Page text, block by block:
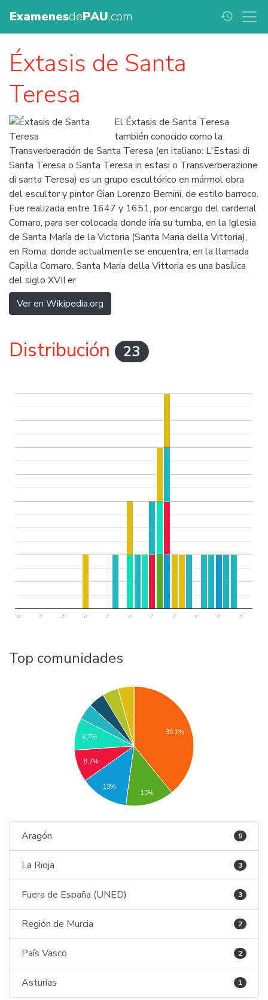
ExamenesdePAU.com history
Éxtasis de Santa
Teresa
El Éxtasis de Santa Teresa
también conocido como la
Transverberación de Santa Teresa (en italiano: L'Estasi di
Santa Teresa o Santa Teresa in estasi o Transverberazione
di santa Teresa) es un grupo escultórico en mármol obra
del escultor y pintor Gian Lorenzo Bernini, de estilo barroco.
Fue realizada entre 1647 y 1651, por encargo del cardenal
Cornaro, para ser colocada donde iría su tumba, en la Iglesia
de Santa María de la Victoria (Santa Maria della Vittoria),
en Roma, donde actualmente se encuentra, en la llamada
Capilla Cornaro. Santa Maria della Vittoria es una basílica
del siglo XVII er
Ver en Wikipedia.org
Distribución 23
.. .. .. .. .. .. .. .. .. .. ..
Top comunidades
39.1%
8.7%
8.7%
13%
13%
Aragón 9
La Rioja 3
Fuera de España (UNED) 3
Región de Murcia 2
País Vasco 2
Asturias 1